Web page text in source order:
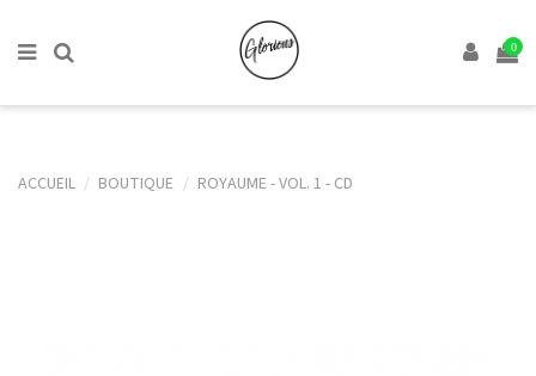
0
ACCUEIL BOUTIQUE ROYAUME - VOL. 1 - CD